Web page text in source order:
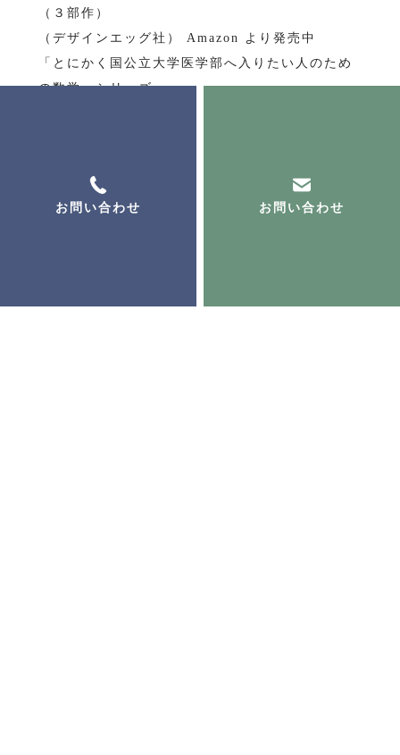
お問い合わせ お問い合わせ
（３部作）
（デザインエッグ社） Amazon より発売中
「とにかく国公立大学医学部へ入りたい人のため
の数学」シリーズ
『 有名曲線（難問編） 』『 積分計算のテクニッ
ク 』